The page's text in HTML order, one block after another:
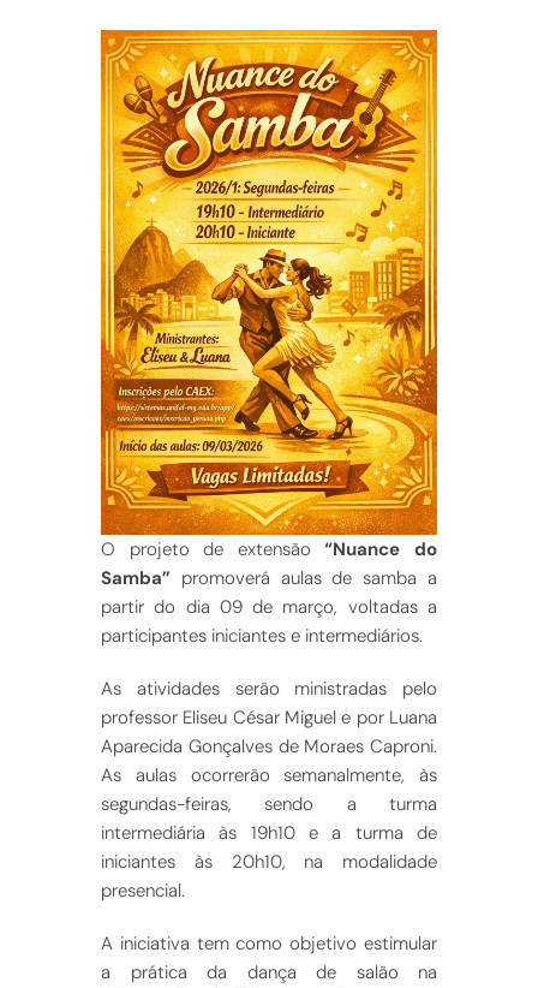
O projeto de extensão“Nuance do
Samba” promoverá aulas de samba a
partir do dia 09 de março, voltadas a
participantes iniciantes e intermediários.
As atividades serão ministradas pelo
professor Eliseu César Miguel e por Luana
Aparecida Gonçalves de Moraes Caproni.
As aulas ocorrerão semanalmente, às
segundas-feiras, sendo a turma
intermediária às 19h10 e a turma de
iniciantes às 20h10, na modalidade
presencial.
A iniciativa tem como objetivo estimular
a prática da dança de salão na